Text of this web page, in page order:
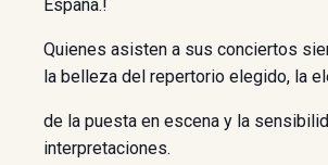
España.!
Quienes asisten a sus conciertos
la belleza del repertorio elegido, la
de la puesta en escena y la
interpretaciones.